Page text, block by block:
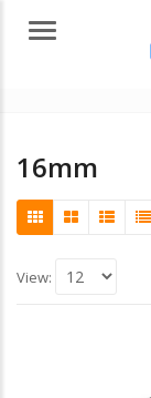
Menu
16mm
View: